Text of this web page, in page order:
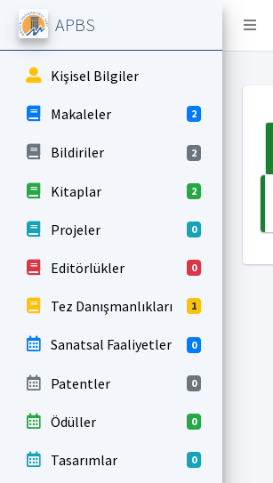
APBS
Kişisel Bilgiler
Makaleler 2
Bildiriler 2
Kitaplar 2
Projeler 0
Editörlükler 0
Tez Danışmanlıkları 1
Sanatsal Faaliyetler 0
Patentler 0
Ödüller 0
Tasarımlar 0